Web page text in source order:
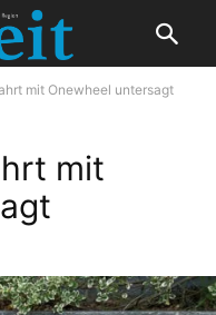
mit Onewheel untersagt
mit